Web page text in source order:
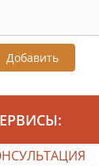
Добавить